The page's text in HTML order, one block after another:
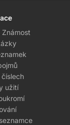
Známost
užití